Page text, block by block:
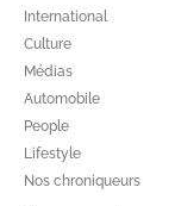
International
Culture
Médias
Automobile
People
Lifestyle
Nos chroniqueurs